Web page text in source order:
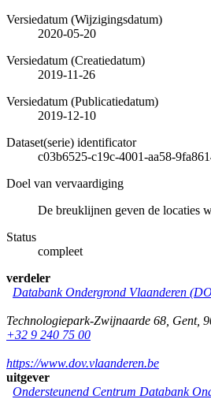
Versiedatum (Wijzigingsdatum)
2020-05-20
Versiedatum (Creatiedatum)
2019-11-26
Versiedatum (Publicatiedatum)
2019-12-10
Dataset(serie) identificator
c03b6525-c19c-4001-aa58-
Doel van vervaardiging
De breuklijnen geven de locaties
Status
compleet
verdeler
Databank Ondergrond Vlaanderen
Technologiepark-Zwijnaarde 68 Gent,
+32 9 240 75 00
https://www.dov.vlaanderen.be
uitgever
Ondersteunend Centrum Databank